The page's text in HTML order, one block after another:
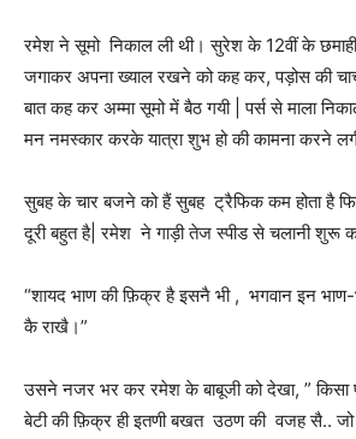
रमेश ने सूमो निकाल ली थी। सुरेश के 12वीं के
जगाकर अपना ख्याल रखने को कह कर, पड़ोस की
बात कह कर अम्मा सूमो में बैठ गयी | पर्स से माला
मन नमस्कार करके यात्रा शुभ हो की कामना करने
सुबह के चार बजने को हैं सुबह ट्रैफिक कम होता है
दूरी बहुत है| रमेश ने गाड़ी तेज स्पीड से चलानी शुरू
“शायद भाण की फ़िक्र है इसनै भी , भगवान इन भाण-
कै राखै।”
उसने नजर भर कर रमेश के बाबूजी को देखा, ” किसा
बेटी की फ़िक्र ही इतणी बखत उठण की वजह सै.. जो